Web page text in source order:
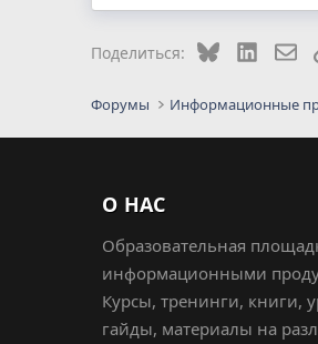
Поделиться: Bluesky
Форумы Информационные
О НАС
Образовательная
информационными
Курсы, тренинги, книги,
гайды, материалы на